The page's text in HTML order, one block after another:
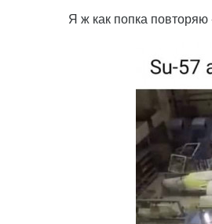
Я ж как попка